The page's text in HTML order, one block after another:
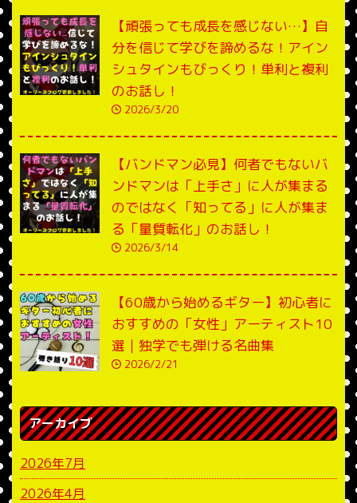
【頑張っても成長を感じない…】自
分を信じて学びを諦めるな！アイン
シュタインもびっくり！単利と複利
のお話し！
2026/3/20
【バンドマン必見】何者でもないバ
ンドマンは「上手さ」に人が集まる
のではなく「知ってる」に人が集ま
る「量質転化」のお話し！
2026/3/14
【60歳から始めるギター】初心者に
おすすめの「女性」アーティスト10
選｜独学でも弾ける名曲集
2026/2/21
アーカイブ
2026年7月
2026年4月